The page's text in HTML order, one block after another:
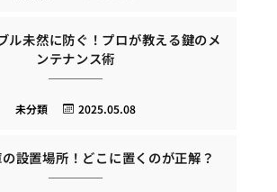
ル未然に防ぐ！プロが教える鍵のメ
ンテナンス術
2025.05.08
未分類
設置場所！どこに置くのが正解？